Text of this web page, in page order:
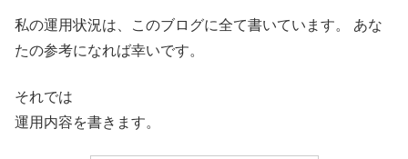
私の運用状況は、このブログに全て書いています。 あな
たの参考になれば幸いです。
それでは
運用内容を書きます。